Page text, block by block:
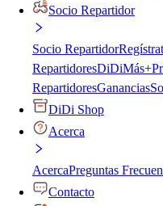
Socio Repartidor
Socio Repartidor
RepartidoresDiDiMás+
RepartidoresGanancias
DiDi Shop
Acerca
AcercaPreguntas
Contacto